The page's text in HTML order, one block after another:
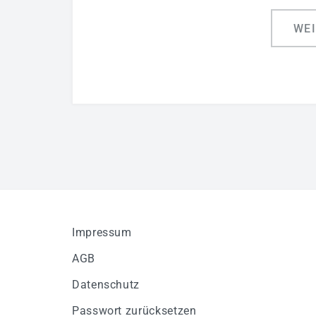
Impressum
AGB
Datenschutz
Passwort zurücksetzen